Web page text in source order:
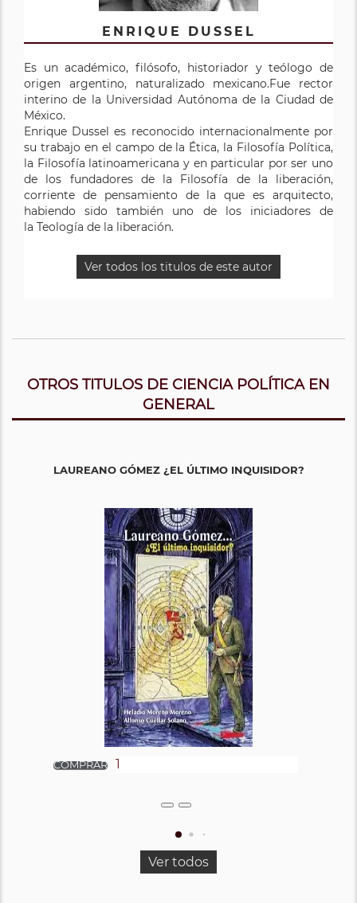
ENRIQUE DUSSEL
Es un académico, filósofo, historiador y teólogo de
origen argentino, naturalizado mexicano.Fue rector
interino de la Universidad Autónoma de la Ciudad de
México.
Enrique Dussel es reconocido internacionalmente por
su trabajo en el campo de la Ética, la Filosofía Política,
la Filosofía latinoamericana y en particular por ser uno
de los fundadores de la Filosofía de la liberación,
corriente de pensamiento de la que es arquitecto,
habiendo sido también uno de los iniciadores de
la Teología de la liberación.
Ver todos los titulos de este autor
OTROS TITULOS DE CIENCIA POLÍTICA EN
GENERAL
LAUREANO GÓMEZ ¿EL ÚLTIMO INQUISIDOR?
Ver todos